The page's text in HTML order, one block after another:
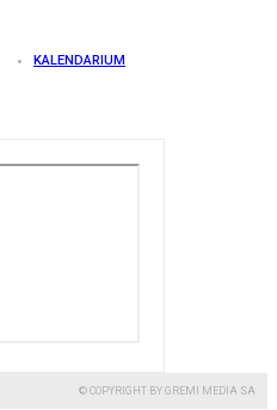
KALENDARIUM
© COPYRIGHT BY GREMI MEDIA SA